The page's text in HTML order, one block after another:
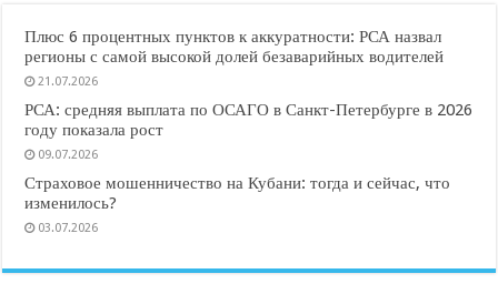
Плюс 6 процентных пунктов к аккуратности: РСА назвал
регионы с самой высокой долей безаварийных водителей
21.07.2026
РСА: средняя выплата по ОСАГО в Санкт-Петербурге в 2026
году показала рост
09.07.2026
Страховое мошенничество на Кубани: тогда и сейчас, что
изменилось?
03.07.2026